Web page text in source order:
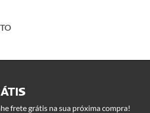
frete grátis na sua próxima compra!